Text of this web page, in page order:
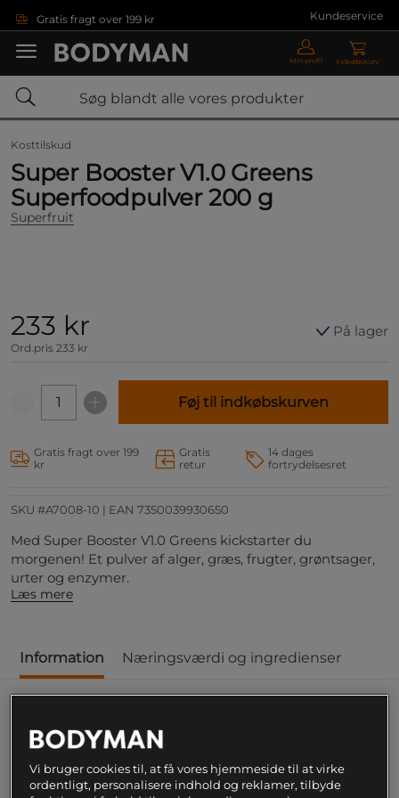
Gratis fragt over 199 kr Kundeservice
Min profil Indkøbskurv
Kosttilskud
Super Booster V1.0 Greens
Superfoodpulver 200 g
Superfruit
233 kr
Ord.pris 233 kr
På lager
Føj til indkøbskurven
Gratis fragt over 199
kr
Gratis
retur
14 dages
fortrydelsesret
SKU #A7008-10 | EAN 7350039930650
Med Super Booster V1.0 Greens kickstarter du
morgenen! Et pulver af alger, græs, frugter, grøntsager,
urter og enzymer.
Læs mere
Information Næringsværdi og ingredienser
morgenen! Et pulver af alger, græs, frugter,
grøntsager, urter og enzymer.
Superfruits Super Booster V1.0 Greens er et komplet
Vi bruger cookies til, at få vores hjemmeside til at virke
ordentligt, personalisere indhold og reklamer, tilbyde